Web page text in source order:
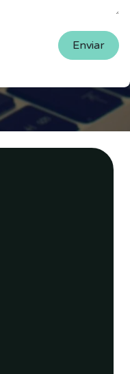
Enviar